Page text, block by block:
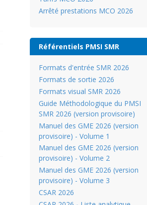
Arrêté prestations MCO 2026
Référentiels PMSI SMR
Formats d'entrée SMR 2026
Formats de sortie 2026
Formats visual SMR 2026
Guide Méthodologique du PMSI
SMR 2026 (version provisoire)
Manuel des GME 2026 (version
provisoire) - Volume 1
Manuel des GME 2026 (version
provisoire) - Volume 2
Manuel des GME 2026 (version
provisoire) - Volume 3
CSAR 2026